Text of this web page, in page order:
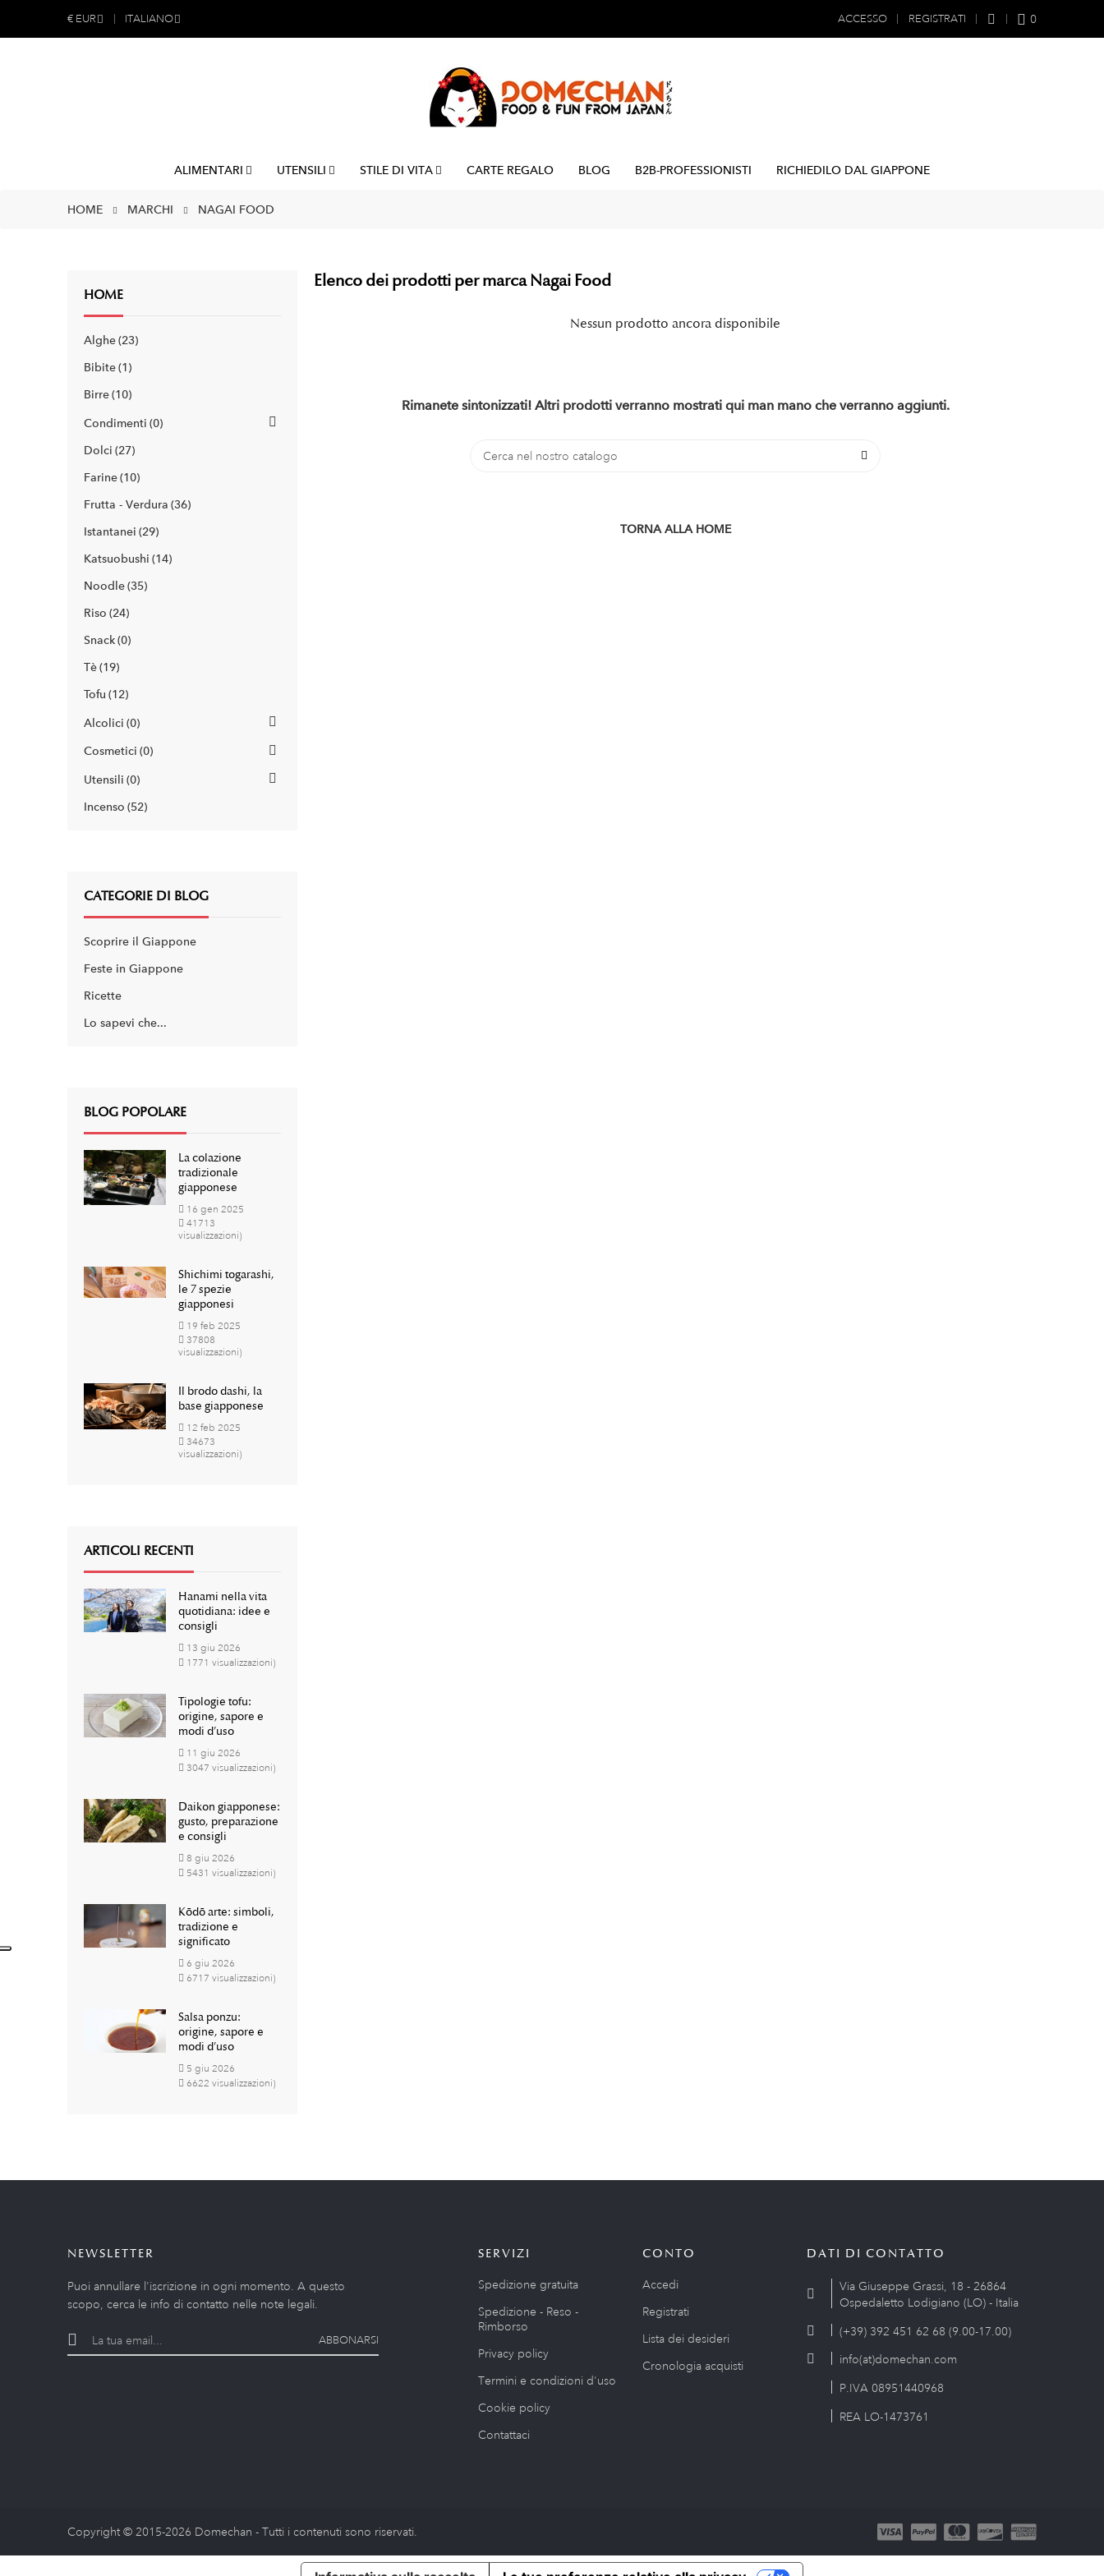
€ EUR ITALIANO ACCESSO REGISTRATI 0
ALIMENTARI UTENSILI STILE DI VITA CARTE REGALO BLOG B2B-PROFESSIONISTI RICHIEDILO DAL GIAPPONE
HOME MARCHI NAGAI FOOD
HOME
Alghe 23
Bibite 1
Birre 10
Condimenti 0
Dolci 27
Farine 10
Frutta - Verdura 36
Istantanei 29
Katsuobushi 14
Noodle 35
Riso 24
Snack 0
Tè 19
Tofu 12
Alcolici 0
Cosmetici 0
Utensili 0
Incenso 52
CATEGORIE DI BLOG
Scoprire il Giappone
Feste in Giappone
Ricette
Lo sapevi che...
BLOG POPOLARE
La colazione
tradizionale
giapponese
16 gen 2025
41713
visualizzazioni)
Shichimi togarashi,
le 7 spezie
giapponesi
19 feb 2025
37808
visualizzazioni)
Il brodo dashi, la
base giapponese
12 feb 2025
34673
visualizzazioni)
ARTICOLI RECENTI
Hanami nella vita
quotidiana: idee e
consigli
13 giu 2026
1771 visualizzazioni)
Tipologie tofu:
origine, sapore e
modi d’uso
11 giu 2026
3047 visualizzazioni)
Daikon giapponese:
gusto, preparazione
e consigli
8 giu 2026
5431 visualizzazioni)
Kōdō arte: simboli,
tradizione e
significato
6 giu 2026
6717 visualizzazioni)
Salsa ponzu:
origine, sapore e
modi d’uso
5 giu 2026
6622 visualizzazioni)
Elenco dei prodotti per marca Nagai Food
Nessun prodotto ancora disponibile
Rimanete sintonizzati! Altri prodotti verranno mostrati qui man mano che verranno aggiunti.
TORNA ALLA HOME
NEWSLETTER
Puoi annullare l'iscrizione in ogni momento. A questo
scopo, cerca le info di contatto nelle note legali.
ABBONARSI
SERVIZI
Spedizione gratuita
Spedizione - Reso -
Rimborso
Privacy policy
Termini e condizioni d'uso
Cookie policy
Contattaci
CONTO
Accedi
Registrati
Lista dei desideri
Cronologia acquisti
DATI DI CONTATTO
Via Giuseppe Grassi, 18 - 26864
Ospedaletto Lodigiano (LO) - Italia
(+39) 392 451 62 68 (9.00-17.00)
info(at)domechan.com
P.IVA 08951440968
REA LO-1473761
Copyright © 2015-2026 Domechan - Tutti i contenuti sono riservati.